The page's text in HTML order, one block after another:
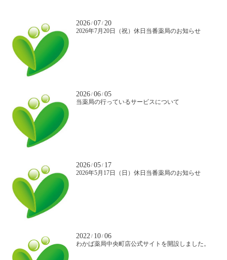
2026 / 07 / 20
2026年7月20日（祝）休日当番薬局のお知らせ
2026 / 06 / 05
当薬局の行っているサービスについて
2026 / 05 / 17
2026年5月17日（日）休日当番薬局のお知らせ
2022 / 10 / 06
わかば薬局中央町店公式サイトを開設しました。